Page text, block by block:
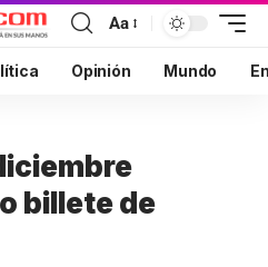
Aa
Opinión Mundo
billete de